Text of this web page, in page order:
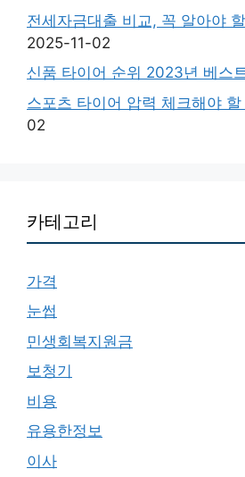
전세자금대출 비교, 꼭 알아야
2025-11-02
신품 타이어 순위 2023년 베스
스포츠 타이어 압력 체크해야 할
02
카테고리
가격
눈썹
민생회복지원금
보청기
비용
유용한정보
이사